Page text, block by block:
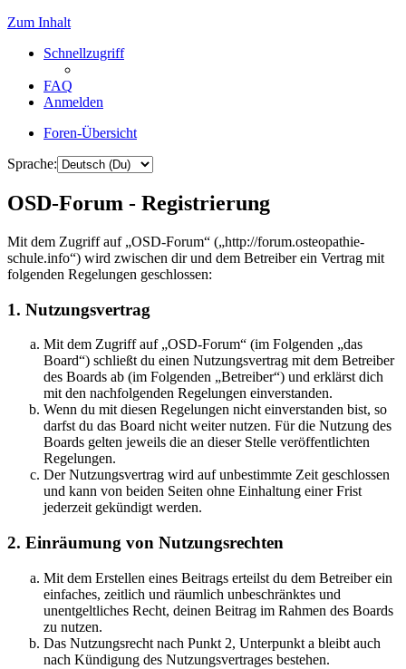
Zum Inhalt
Schnellzugriff
FAQ
Anmelden
Foren-Übersicht
Sprache:
OSD-Forum - Registrierung
Mit dem Zugriff auf „OSD-Forum“ („http://forum.osteopathie-
schule.info“) wird zwischen dir und dem Betreiber ein Vertrag mit
folgenden Regelungen geschlossen:
1. Nutzungsvertrag
Mit dem Zugriff auf „OSD-Forum“ (im Folgenden „das
Board“) schließt du einen Nutzungsvertrag mit dem Betreiber
des Boards ab (im Folgenden „Betreiber“) und erklärst dich
mit den nachfolgenden Regelungen einverstanden.
Wenn du mit diesen Regelungen nicht einverstanden bist, so
darfst du das Board nicht weiter nutzen. Für die Nutzung des
Boards gelten jeweils die an dieser Stelle veröffentlichten
Regelungen.
Der Nutzungsvertrag wird auf unbestimmte Zeit geschlossen
und kann von beiden Seiten ohne Einhaltung einer Frist
jederzeit gekündigt werden.
2. Einräumung von Nutzungsrechten
Mit dem Erstellen eines Beitrags erteilst du dem Betreiber ein
einfaches, zeitlich und räumlich unbeschränktes und
unentgeltliches Recht, deinen Beitrag im Rahmen des Boards
zu nutzen.
Das Nutzungsrecht nach Punkt 2, Unterpunkt a bleibt auch
nach Kündigung des Nutzungsvertrages bestehen.